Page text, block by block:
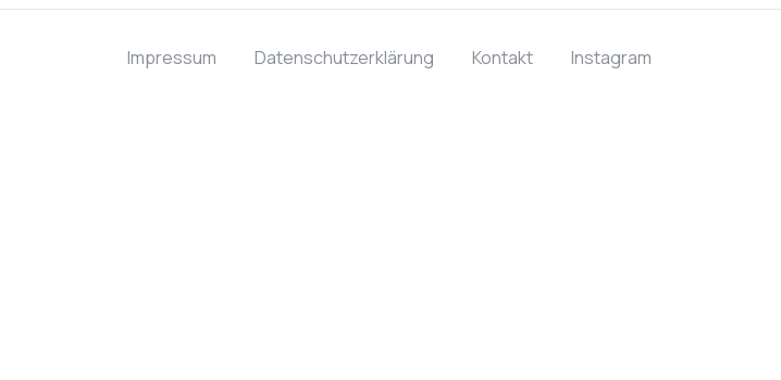
Impressum Datenschutzerklärung Kontakt Instagram